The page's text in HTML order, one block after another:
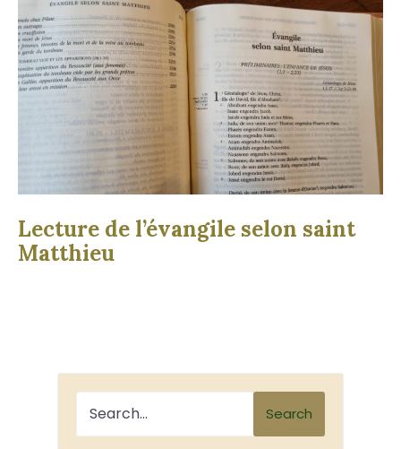
Lecture de l’évangile selon saint
Matthieu
Search